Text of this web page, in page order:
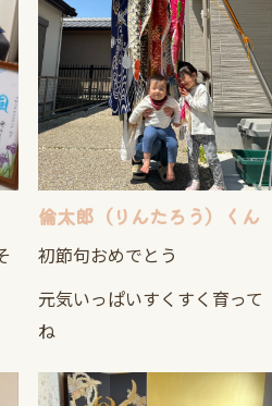
倫太郎（りんたろう）くん
初節句おめでとう
元気いっぱいすくすく育って
ね